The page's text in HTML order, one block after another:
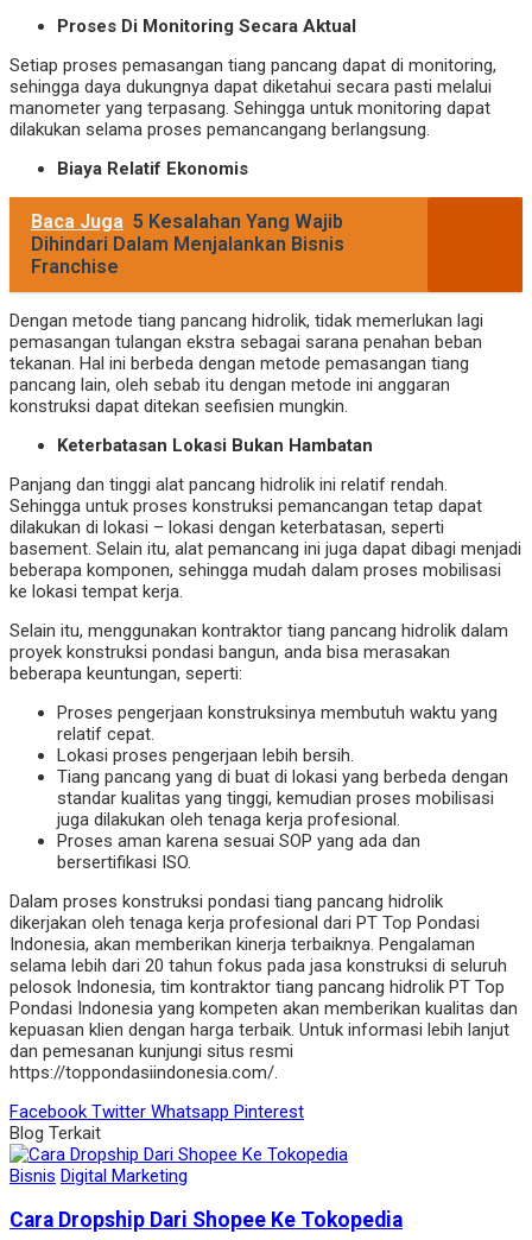
Proses Di Monitoring Secara Aktual
Setiap proses pemasangan tiang pancang dapat di monitoring,
sehingga daya dukungnya dapat diketahui secara pasti melalui
manometer yang terpasang. Sehingga untuk monitoring dapat
dilakukan selama proses pemancangang berlangsung.
Biaya Relatif Ekonomis
Baca Juga 5 Kesalahan Yang Wajib
Dihindari Dalam Menjalankan Bisnis
Franchise
Dengan metode tiang pancang hidrolik, tidak memerlukan lagi
pemasangan tulangan ekstra sebagai sarana penahan beban
tekanan. Hal ini berbeda dengan metode pemasangan tiang
pancang lain, oleh sebab itu dengan metode ini anggaran
konstruksi dapat ditekan seefisien mungkin.
Keterbatasan Lokasi Bukan Hambatan
Panjang dan tinggi alat pancang hidrolik ini relatif rendah.
Sehingga untuk proses konstruksi pemancangan tetap dapat
dilakukan di lokasi – lokasi dengan keterbatasan, seperti
basement. Selain itu, alat pemancang ini juga dapat dibagi menjadi
beberapa komponen, sehingga mudah dalam proses mobilisasi
ke lokasi tempat kerja.
Selain itu, menggunakan kontraktor tiang pancang hidrolik dalam
proyek konstruksi pondasi bangun, anda bisa merasakan
beberapa keuntungan, seperti:
Proses pengerjaan konstruksinya membutuh waktu yang
relatif cepat.
Lokasi proses pengerjaan lebih bersih.
Tiang pancang yang di buat di lokasi yang berbeda dengan
standar kualitas yang tinggi, kemudian proses mobilisasi
juga dilakukan oleh tenaga kerja profesional.
Proses aman karena sesuai SOP yang ada dan
bersertifikasi ISO.
Dalam proses konstruksi pondasi tiang pancang hidrolik
dikerjakan oleh tenaga kerja profesional dari PT Top Pondasi
Indonesia, akan memberikan kinerja terbaiknya. Pengalaman
selama lebih dari 20 tahun fokus pada jasa konstruksi di seluruh
pelosok Indonesia, tim kontraktor tiang pancang hidrolik PT Top
Pondasi Indonesia yang kompeten akan memberikan kualitas dan
kepuasan klien dengan harga terbaik. Untuk informasi lebih lanjut
dan pemesanan kunjungi situs resmi
https://toppondasiindonesia.com/.
Facebook Twitter Whatsapp Pinterest
Blog Terkait
Bisnis Digital Marketing
Cara Dropship Dari Shopee Ke Tokopedia